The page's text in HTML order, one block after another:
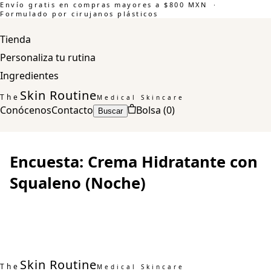
Envío gratis en compras mayores a $800 MXN ·
Formulado por cirujanos plásticos
Tienda
Personaliza tu rutina
Ingredientes
The Skin RoutineMedical Skincare
ConócenosContacto Buscar Bolsa (0)
Encuesta: Crema Hidratante con
Squaleno (Noche)
The Skin RoutineMedical Skincare